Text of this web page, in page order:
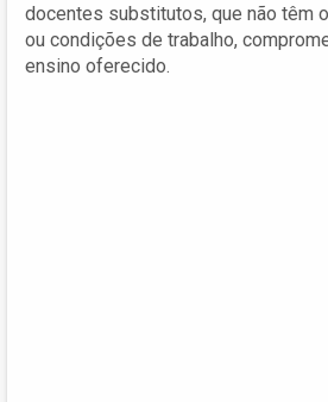
docentes substitutos, que não têm
ou condições de trabalho,
ensino oferecido.